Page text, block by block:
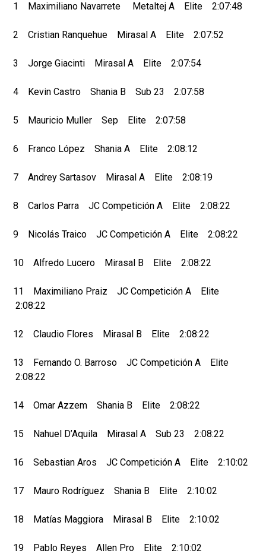
1 Maximiliano Navarrete Metaltej A Elite 2:07:48
2 Cristian Ranquehue Mirasal A Elite 2:07:52
3 Jorge Giacinti Mirasal A Elite 2:07:54
4 Kevin Castro Shania B Sub 23 2:07:58
5 Mauricio Muller Sep Elite 2:07:58
6 Franco López Shania A Elite 2:08:12
7 Andrey Sartasov Mirasal A Elite 2:08:19
8 Carlos Parra JC Competición A Elite 2:08:22
9 Nicolás Traico JC Competición A Elite 2:08:22
10 Alfredo Lucero Mirasal B Elite 2:08:22
11 Maximiliano Praiz JC Competición A Elite
2:08:22
12 Claudio Flores Mirasal B Elite 2:08:22
13 Fernando O. Barroso JC Competición A Elite
2:08:22
14 Omar Azzem Shania B Elite 2:08:22
15 Nahuel D’Aquila Mirasal A Sub 23 2:08:22
16 Sebastian Aros JC Competición A Elite 2:10:02
17 Mauro Rodríguez Shania B Elite 2:10:02
18 Matías Maggiora Mirasal B Elite 2:10:02
19 Pablo Reyes Allen Pro Elite 2:10:02